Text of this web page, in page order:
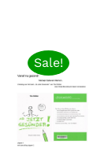
Sale!
TOEVOEGEN
AAN
/
DETAILS